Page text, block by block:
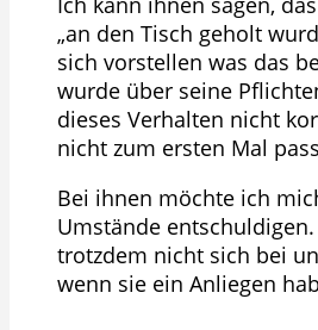
„an den Tisch geholt
sich vorstellen was das
wurde über seine
dieses Verhalten nicht
nicht zum ersten Mal
Bei ihnen möchte ich
Umstände
trotzdem nicht sich bei
wenn sie ein Anliegen